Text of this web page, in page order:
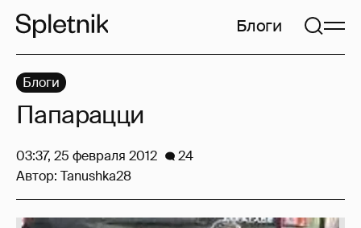
Блоги
Блоги
Папарацци
03:37, 25 февраля 2012
24
Автор: Tanushka28